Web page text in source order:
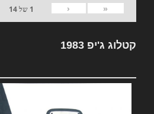
«
‹
1 של14
קטלוג ג'יפ 1983